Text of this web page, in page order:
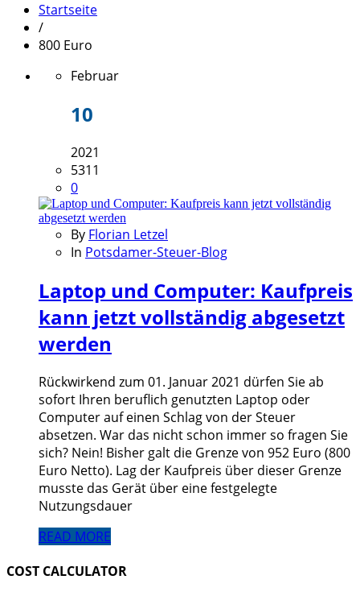
Startseite
/
800 Euro
Februar
10
2021
5311
0
By Florian Letzel
In Potsdamer-Steuer-Blog
Laptop und Computer: Kaufpreis
kann jetzt vollständig abgesetzt
werden
Rückwirkend zum 01. Januar 2021 dürfen Sie ab
sofort Ihren beruflich genutzten Laptop oder
Computer auf einen Schlag von der Steuer
absetzen. War das nicht schon immer so fragen Sie
sich? Nein! Bisher galt die Grenze von 952 Euro (800
Euro Netto). Lag der Kaufpreis über dieser Grenze
musste das Gerät über eine festgelegte
Nutzungsdauer
READ MORE
COST CALCULATOR